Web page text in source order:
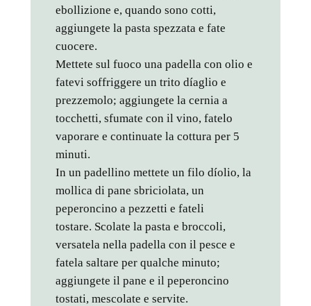
ebollizione e, quando sono cotti,
aggiungete la pasta spezzata e fate
cuocere.
Mettete sul fuoco una padella con olio e
fatevi soffriggere un trito díaglio e
prezzemolo; aggiungete la cernia a
tocchetti, sfumate con il vino, fatelo
vaporare e continuate la cottura per 5
minuti.
In un padellino mettete un filo díolio, la
mollica di pane sbriciolata, un
peperoncino a pezzetti e fateli
tostare. Scolate la pasta e broccoli,
versatela nella padella con il pesce e
fatela saltare per qualche minuto;
aggiungete il pane e il peperoncino
tostati, mescolate e servite.